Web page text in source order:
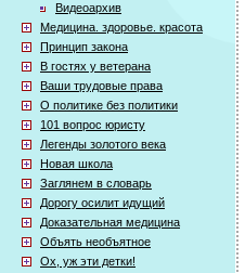
Видеоархив
Медицина. здоровье. красота
Принцип закона
В гостях у ветерана
Ваши трудовые права
О политике без политики
101 вопрос юристу
Легенды золотого века
Новая школа
Заглянем в словарь
Дорогу осилит идущий
Доказательная медицина
Объять необъятное
Ох, уж эти детки!